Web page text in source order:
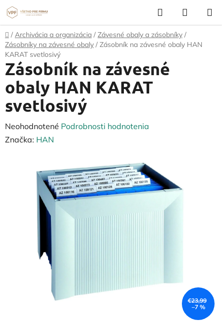
Prejsť
na
obsah
Hľadať
KOŠÍK
Domov
/ Archivácia a organizácia / Závesné obaly a zásobníky /
Zásobníky na závesné obaly / Zásobník na závesné obaly HAN
KARAT svetlosivý
Zásobník na závesné
obaly HAN KARAT
svetlosivý
Priemerné
hodnotenie
Neohodnotené Podrobnosti hodnotenia
Značka: HAN
€23,99
–7 %